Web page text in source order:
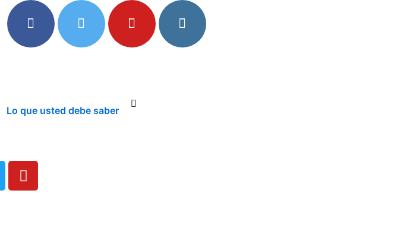
Lo que usted debe saber
Y
o
u